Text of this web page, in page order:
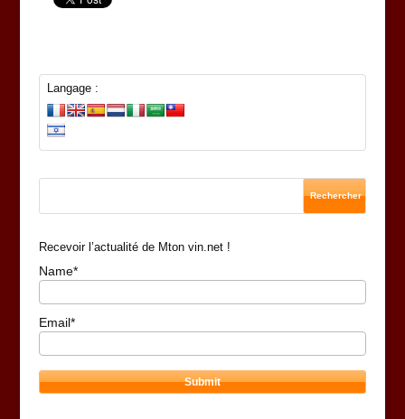
Langage :
Recevoir l’actualité de Mton vin.net !
Name*
Email*